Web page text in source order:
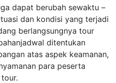
dapat berubah sewaktu –
dan kondisi yang terjadi
berlangsungnya tour
ditentukan
atas aspek keamanan,
para peserta